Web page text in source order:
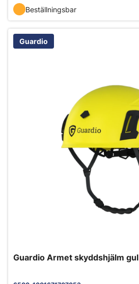
Beställningsbar
Guardio
Guardio Armet skyddshjälm gul